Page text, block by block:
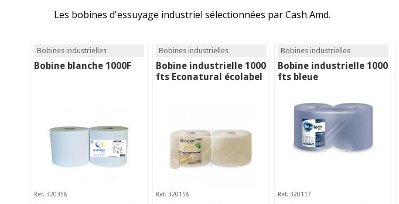
Les bobines d'essuyage industriel sélectionnées par Cash Amd.
Bobines industrielles
Bobine blanche 1000F
Ref. 320358
Bobines industrielles
Bobine industrielle 1000
fts Econatural écolabel
Ref. 320158
Bobines industrielles
Bobine industrielle 1000
fts bleue
Ref. 320117